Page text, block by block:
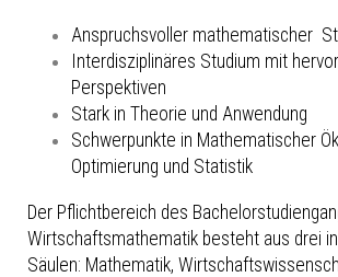
Anspruchsvoller mathematischer
Interdisziplinäres Studium mit
Perspektiven
Stark in Theorie und Anwendung
Schwerpunkte in Mathematischer
Optimierung und Statistik
Der Pflichtbereich des
Wirtschaftsmathematik besteht aus drei
Säulen: Mathematik,